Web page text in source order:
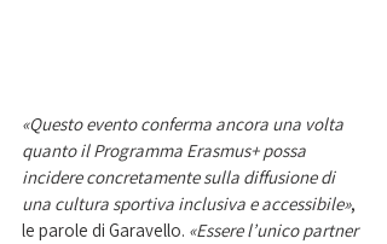
«Questo evento conferma ancora una volta
quanto il Programma Erasmus+ possa
incidere concretamente sulla diffusione di
una cultura sportiva inclusiva e accessibile»,
le parole di Garavello. «Essere l’unico partner